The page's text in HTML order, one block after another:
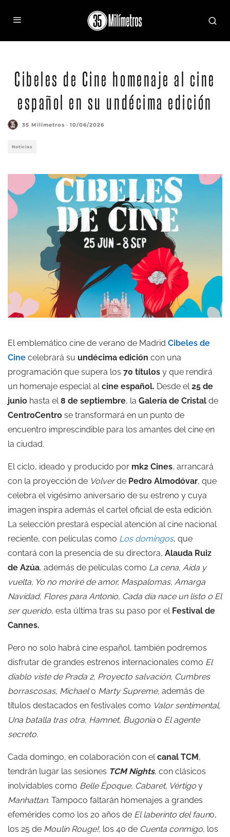
Cibeles de Cine homenaje al cine
español en su undécima edición
35 Milímetros · 10/06/2026
Noticias
El emblemático cine de verano de Madrid Cibeles de
Cine celebrará su undécima edición con una
programación que supera los 70 títulos y que rendirá
un homenaje especial al cine español. Desde el 25 de
junio hasta el 8 de septiembre, la Galería de Cristal de
CentroCentro se transformará en un punto de
encuentro imprescindible para los amantes del cine en
la ciudad.
El ciclo, ideado y producido por mk2 Cines, arrancará
con la proyección de Volverde Pedro Almodóvar, que
celebra el vigésimo aniversario de su estreno y cuya
imagen inspira además el cartel oficial de esta edición.
La selección prestará especial atención al cine nacional
reciente, con películas como Los domingos, que
contará con la presencia de su directora, Alauda Ruiz
de Azúa, además de películas como La cena, Aída y
vuelta, Yo no moriré de amor, Maspalomas, Amarga
Navidad, Flores para Antonio, Cada día nace un listo o El
ser querido, esta última tras su paso por el Festival de
Cannes.
Pero no solo habrá cine español, también podremos
disfrutar de grandes estrenos internacionales como El
diablo viste de Prada 2, Proyecto salvación, Cumbres
borrascosas, Michaelo Marty Supreme, además de
títulos destacados en festivales como Valor sentimental,
Una batalla tras otra, Hamnet, Bugonia o El agente
secreto.
Cada domingo, en colaboración con el canal TCM,
tendrán lugar las sesiones TCM Nights, con clásicos
inolvidables como Belle Époque, Cabaret, Vértigo y
Manhattan. Tampoco faltarán homenajes a grandes
efemérides como los 20 años de El laberinto del fauno,
los 25 de Moulin Rouge!, los 40 de Cuenta conmigo, los